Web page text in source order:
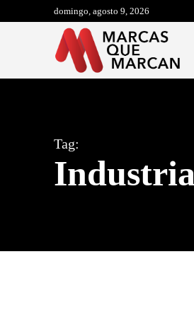
domingo, agosto 9, 2026
Tag: